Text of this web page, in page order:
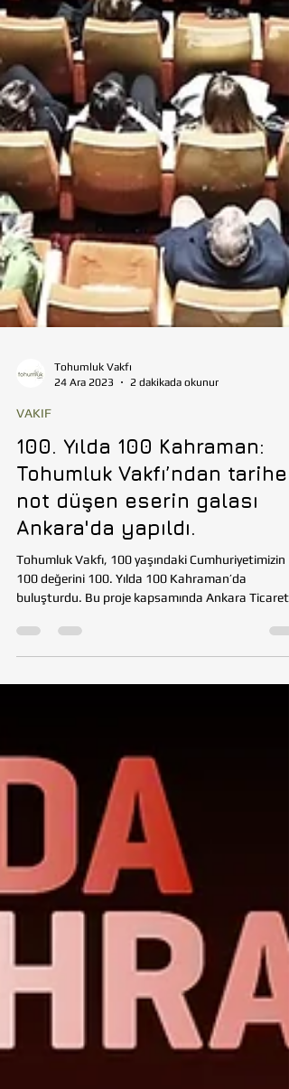
24 Ara 2023
2 dakikada okunur
VAKIF
100. Yılda 100 Kahraman:
Tohumluk Vakfı’ndan tarihe
not düşen eserin galası
Ankara'da yapıldı.
Tohumluk Vakfı, 100 yaşındaki Cumhuriyetimizin